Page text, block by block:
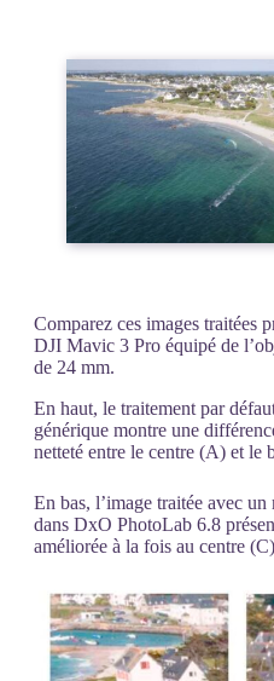
Comparez ces images traitées
DJI Mavic 3 Pro équipé de
de 24 mm.
En haut, le traitement par
générique montre une
netteté entre le centre (A) et le
En bas, l’image traitée avec
dans DxO PhotoLab 6.8
améliorée à la fois au centre